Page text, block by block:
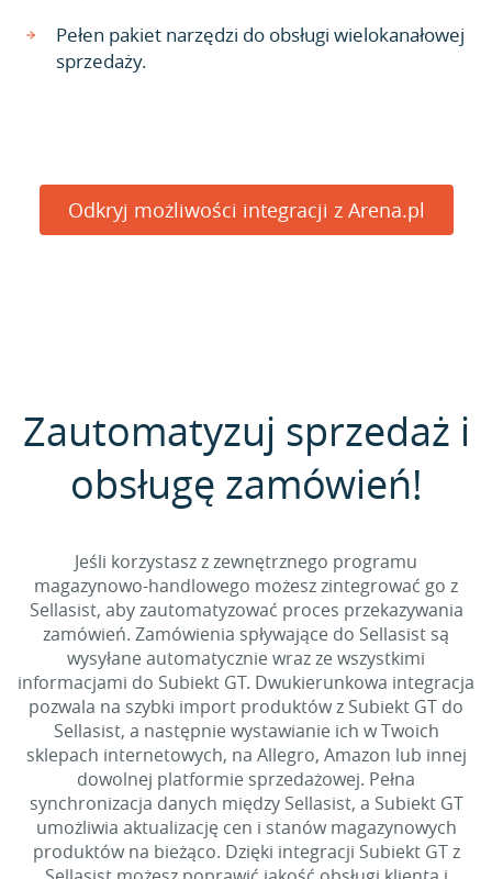
Pełen pakiet narzędzi do obsługi wielokanałowej
sprzedaży.
Odkryj możliwości integracji z Arena.pl
Zautomatyzuj sprzedaż i
obsługę zamówień!
Jeśli korzystasz z zewnętrznego programu
magazynowo-handlowego możesz zintegrować go z
Sellasist, aby zautomatyzować proces przekazywania
zamówień. Zamówienia spływające do Sellasist są
wysyłane automatycznie wraz ze wszystkimi
informacjami do Subiekt GT. Dwukierunkowa integracja
pozwala na szybki import produktów z Subiekt GT do
Sellasist, a następnie wystawianie ich w Twoich
sklepach internetowych, na Allegro, Amazon lub innej
dowolnej platformie sprzedażowej. Pełna
synchronizacja danych między Sellasist, a Subiekt GT
umożliwia aktualizację cen i stanów magazynowych
produktów na bieżąco. Dzięki integracji Subiekt GT z